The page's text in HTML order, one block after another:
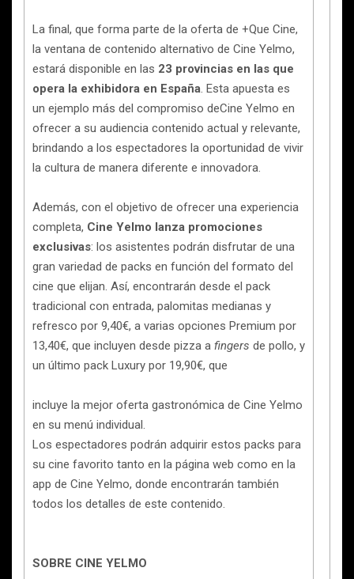
La final, que forma parte de la oferta de +Que Cine,
la ventana de contenido alternativo de Cine Yelmo,
estará disponible en las 23 provincias en las que
opera la exhibidora en España. Esta apuesta es
un ejemplo más del compromiso deCine Yelmo en
ofrecer a su audiencia contenido actual y relevante,
brindando a los espectadores la oportunidad de vivir
la cultura de manera diferente e innovadora.
Además, con el objetivo de ofrecer una experiencia
completa, Cine Yelmo lanza promociones
exclusivas: los asistentes podrán disfrutar de una
gran variedad de packs en función del formato del
cine que elijan. Así, encontrarán desde el pack
tradicional con entrada, palomitas medianas y
refresco por 9,40€, a varias opciones Premium por
13,40€, que incluyen desde pizza a fingers de pollo, y
un último pack Luxury por 19,90€, que
incluye la mejor oferta gastronómica de Cine Yelmo
en su menú individual.
Los espectadores podrán adquirir estos packs para
su cine favorito tanto en la página web como en la
app de Cine Yelmo, donde encontrarán también
todos los detalles de este contenido.
SOBRE CINE YELMO